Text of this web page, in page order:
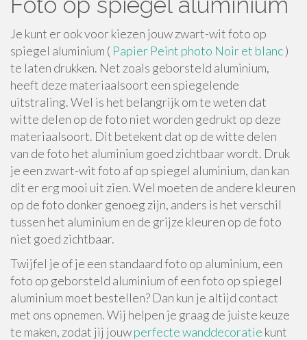
Je kunt er ook voor kiezen jouw zwart-wit foto op
spiegel aluminium ( Papier Peint photo Noir et blanc)
te laten drukken. Net zoals geborsteld aluminium,
heeft deze materiaalsoort een spiegelende
uitstraling. Wel is het belangrijk om te weten dat
witte delen op de foto niet worden gedrukt op deze
materiaalsoort. Dit betekent dat op de witte delen
van de foto het aluminium goed zichtbaar wordt. Druk
je een zwart-wit foto af op spiegel aluminium, dan kan
dit er erg mooi uit zien. Wel moeten de andere kleuren
op de foto donker genoeg zijn, anders is het verschil
tussen het aluminium en de grijze kleuren op de foto
niet goed zichtbaar.
Twijfel je of je een standaard foto op aluminium, een
foto op geborsteld aluminium of een foto op spiegel
aluminium moet bestellen? Dan kun je altijd contact
met ons opnemen. Wij helpen je graag de juiste keuze
te maken, zodat jij jouwperfecte wanddecoratie kunt